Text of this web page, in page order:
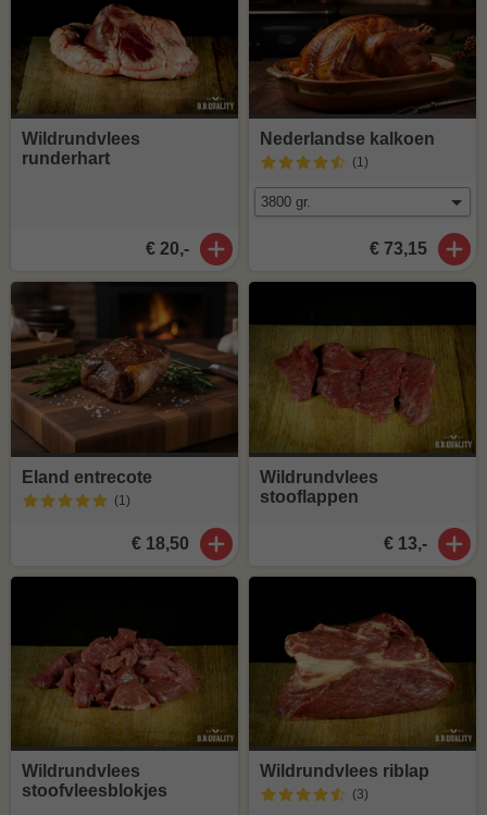
Wildrundvlees
runderhart
€ 20,-
Nederlandse kalkoen
(1)
€ 73,15
Eland entrecote
(1 )
€ 18,50
Wildrundvlees
stooflappen
€ 13,-
Wildrundvlees
stoofvleesblokjes
Wildrundvlees riblap
(3)